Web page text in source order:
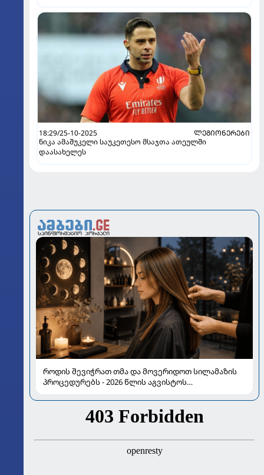
18:29/25-10-2025
ᲚᲔᲒᲘᲝᲜᲔᲠᲔᲑᲘ
ნიკა ამაშუკელი საუკეთესო მსაჯთა ათეულში
დაასახელეს
როდის შევიჭრათ თმა და მოვერიდოთ სილამაზის
პროცედურებს - 2026 წლის აგვისტოს